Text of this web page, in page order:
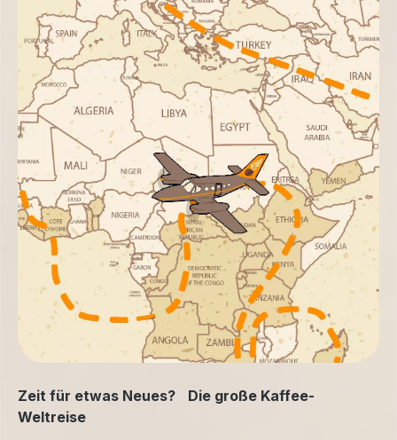
Zeit für etwas Neues? Die große Kaffee-
Weltreise